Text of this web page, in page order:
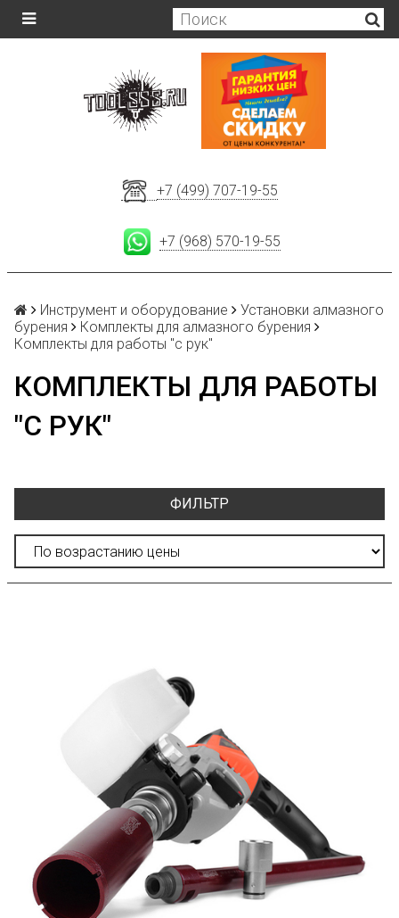
+7 (499) 707-19-55
+7 (968) 570-19-55
Инструмент и оборудование
Установки алмазного
бурения
Комплекты для алмазного бурения
Комплекты для работы "с рук"
КОМПЛЕКТЫ ДЛЯ РАБОТЫ
"С РУК"
ФИЛЬТР